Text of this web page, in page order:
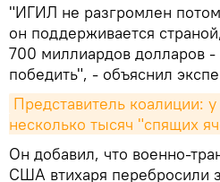
"ИГИЛ не разгромлен
он поддерживается
700 миллиардов долларов
победить", - объяснил
Представитель коалиции:
несколько тысяч "спящих
Он добавил, что военно-
США втихаря перебросили